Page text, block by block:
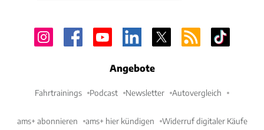
Angebote
Fahrtrainings Podcast Newsletter Autovergleich
ams+ abonnieren ams+ hier kündigen Widerruf digitaler Käufe